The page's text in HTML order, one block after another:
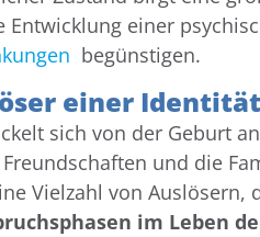
einer
begünstigen.
einer
sich von der Geburt
und die
Vielzahl von
im Leben